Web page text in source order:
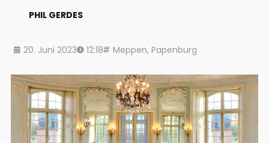
PHIL GERDES
20. Juni 2023 12:18 Meppen, Papenburg